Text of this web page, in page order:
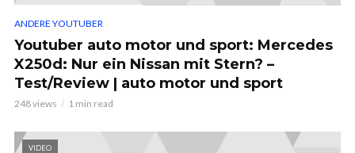
ANDERE YOUTUBER
Youtuber auto motor und sport: Mercedes
X250d: Nur ein Nissan mit Stern? –
Test/Review | auto motor und sport
248 views 1 min read
VIDEO